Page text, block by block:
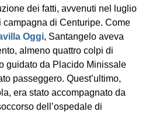
dei fatti, avvenuti nel luglio
di Centuripe. Come
Oggi, Santangelo aveva
almeno quattro colpi di
guidato da Placido Minissale
passeggero. Quest’ultimo,
era stato accompagnato da
dell’ospedale di